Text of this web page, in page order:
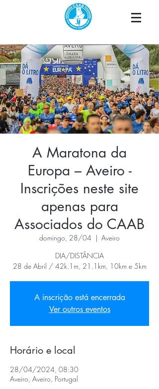
A Maratona da
Europa – Aveiro -
Inscrições neste site
apenas para
Associados do CAAB
domingo, 28/04
  |
Aveiro
DIA/DISTÂNCIA
28 de Abril / 42k.1m, 21.1km, 10km e 5km
A inscrição está encerrada
Ver outros eventos
Horário e local
28/04/2024, 08:30
Aveiro, Aveiro, Portugal